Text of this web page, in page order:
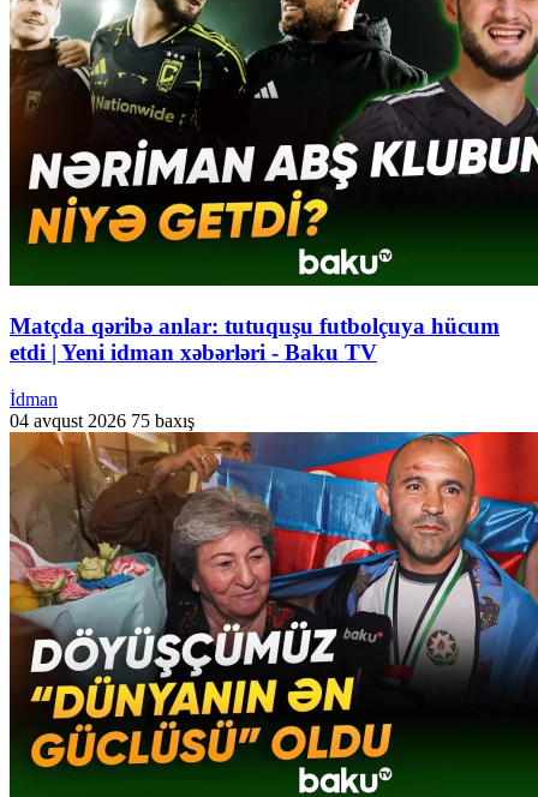
Matçda qəribə anlar: tutuquşu futbolçuya hücum
etdi | Yeni idman xəbərləri - Baku TV
İdman
04 avqust 2026 75 baxış